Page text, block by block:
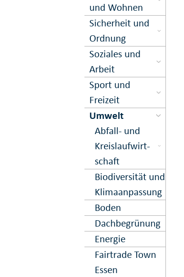
und Wohnen
Sicher­heit und
Ord­nung
Soziales und
Arbeit
Sport und
Freizeit
Umwelt
Abfall- und
Kreis­lauf­wirt­
schaft
Biodiversität und
Klima­anpassung
Boden
Dach­begrün­ung
Energie
Fairtrade Town
Essen